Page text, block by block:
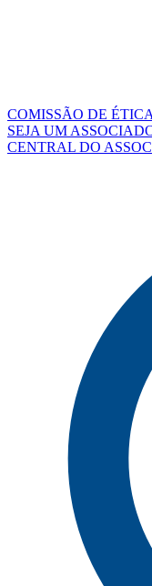
COMISSÃO DE ÉTICA
SEJA UM
CENTRAL DO